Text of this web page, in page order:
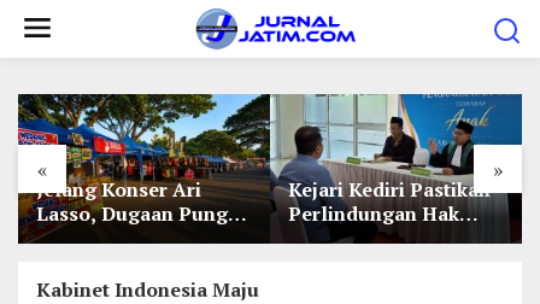
« »
Jelang Konser Ari
Lasso, Dugaan Pungli
Lapak UMKM di Hari
Kejari Kediri Pastikan
Perlindungan Hak
Anak Lewat Penetapan
Kabinet Indonesia Maju